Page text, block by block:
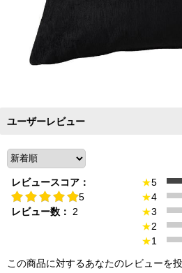
ユーザーレビュー
レビュースコア：
5
レビュー数：
2
★5
★4
★3
★2
★1
この商品に対するあなたのレビューを